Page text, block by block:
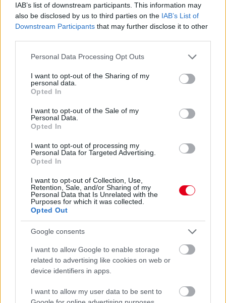
IAB’s list of downstream participants. This information may
also be disclosed by us to third parties on the IAB’s List of
Downstream Participants that may further disclose it to other
Please note that this website/app uses one or more Google
not limited to your visit or usage behaviour. You may click to
grant or deny consent to Google and its third-party tags to
use your data for below specified purposes in below Google
consent section.
Personal Data Processing Opt Outs
I want to opt-out of the Sharing of my
personal data.
Opted In
I want to opt-out of the Sale of my
Personal Data.
Opted In
I want to opt-out of processing my
Personal Data for Targeted Advertising.
Opted In
I want to opt-out of Collection, Use,
Retention, Sale, and/or Sharing of my
Personal Data that Is Unrelated with the
Purposes for which it was collected.
Opted Out
Google consents
I want to allow Google to enable storage
related to advertising like cookies on web or
device identifiers in apps.
I want to allow my user data to be sent to
MotoGP: Bezzecchi közel egy másodpercet javított a
13 órája
Sajtó: Az Aston Martintól érkezik Lambiase utódja a Red